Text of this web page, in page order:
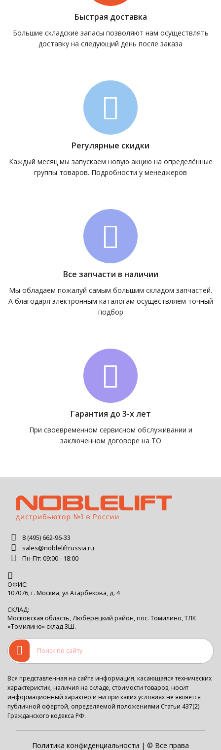
Быстрая доставка
Большие складские запасы позволяют нам осуществлять
доставку на следующий день после заказа
Регулярные скидки
Каждый месяц мы запускаем новую акцию на определённые
группы товаров. Подробности у менеджеров
Все запчасти в наличии
Мы обладаем пожалуй самым большим складом запчастей.
А благодаря электронным каталогам осуществляем точный
подбор
Гарантия до 3-х лет
При своевременном сервисном обслуживании и
заключенном договоре на ТО
8 (495) 662-96-33
sales@nobleliftrussia.ru
Пн-Пт: 09:00 - 18:00
ОФИС:
107076, г. Москва, ул Атарбекова, д. 4
СКЛАД:
Московская область, Люберецкий район, пос. Томилино, ТЛК
«Томилино» склад 3Ш.
Вся представленная на сайте информация, касающаяся технических
характеристик, наличия на складе, стоимости товаров, носит
информационный характер и ни при каких условиях не является
публичной офертой, определяемой положениями Статьи 437(2)
Гражданского кодекса РФ.
Политика конфиденциальности | © Все права